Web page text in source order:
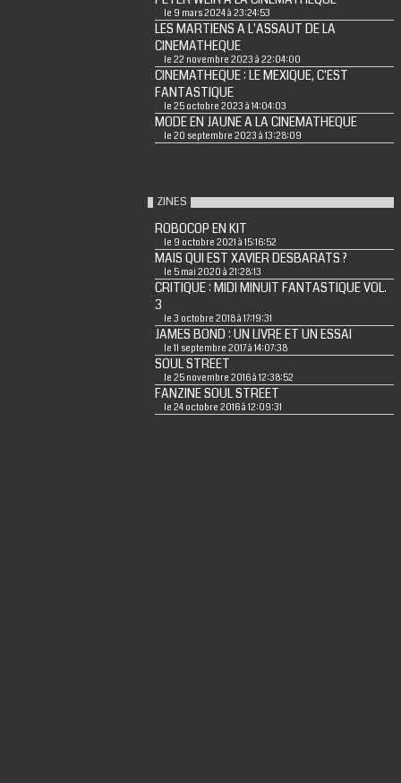
le 9 mars 2024 à 23:24:53
LES MARTIENS A L'ASSAUT DE LA
CINEMATHEQUE
le 22 novembre 2023 à 22:04:00
CINEMATHEQUE : LE MEXIQUE, C'EST
FANTASTIQUE
le 25 octobre 2023 à 14:04:03
MODE EN JAUNE A LA CINEMATHEQUE
le 20 septembre 2023 à 13:28:09
ZINES
ROBOCOP EN KIT
le 9 octobre 2021 à 15:16:52
MAIS QUI EST XAVIER DESBARATS ?
le 5 mai 2020 à 21:28:13
CRITIQUE : MIDI MINUIT FANTASTIQUE VOL.
3
le 3 octobre 2018 à 17:19:31
JAMES BOND : UN LIVRE ET UN ESSAI
le 11 septembre 2017 à 14:07:38
SOUL STREET
le 25 novembre 2016 à 12:38:52
FANZINE SOUL STREET
le 24 octobre 2016 à 12:09:31